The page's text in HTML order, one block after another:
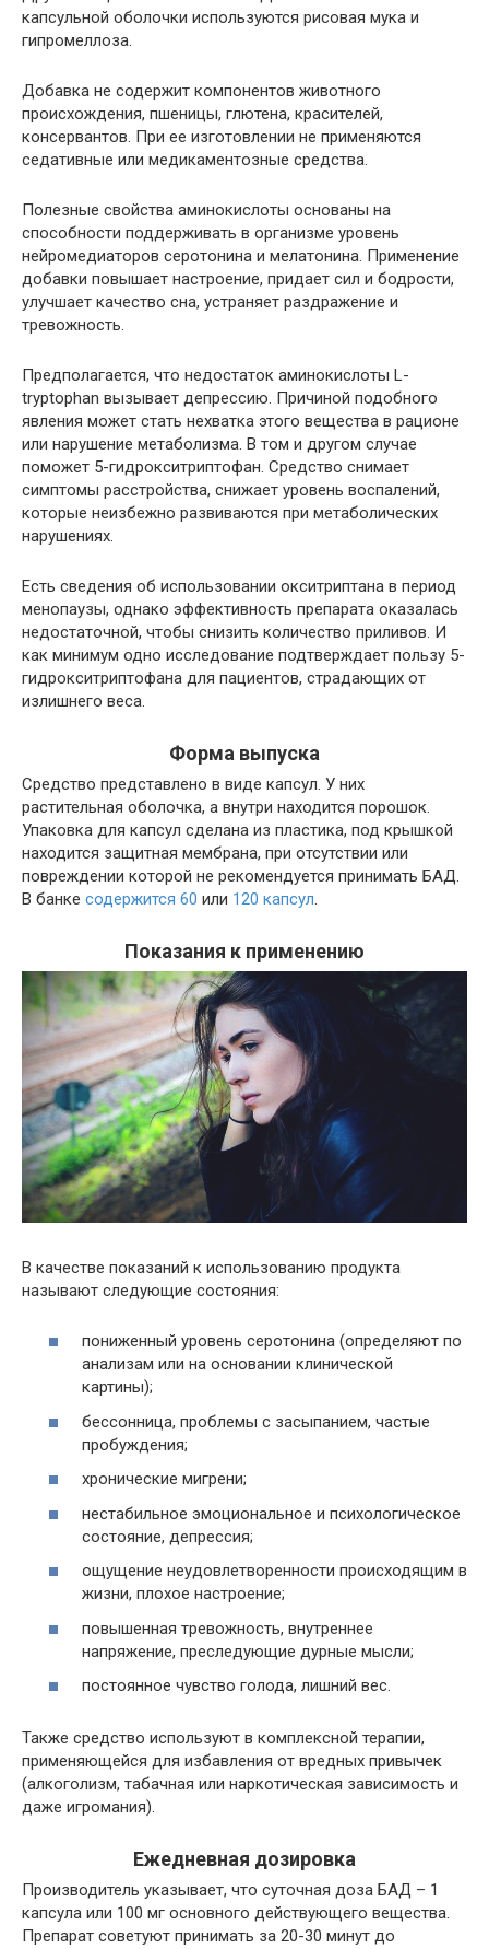
капсульной оболочки используются рисовая мука и
гипромеллоза.
Добавка не содержит компонентов животного
происхождения, пшеницы, глютена, красителей,
консервантов. При ее изготовлении не применяются
седативные или медикаментозные средства.
Полезные свойства аминокислоты основаны на
способности поддерживать в организме уровень
нейромедиаторов серотонина и мелатонина. Применение
добавки повышает настроение, придает сил и бодрости,
улучшает качество сна, устраняет раздражение и
тревожность.
Предполагается, что недостаток аминокислоты L-
tryptophan вызывает депрессию. Причиной подобного
явления может стать нехватка этого вещества в рационе
или нарушение метаболизма. В том и другом случае
поможет 5-гидрокситриптофан. Средство снимает
симптомы расстройства, снижает уровень воспалений,
которые неизбежно развиваются при метаболических
нарушениях.
Есть сведения об использовании окситриптана в период
менопаузы, однако эффективность препарата оказалась
недостаточной, чтобы снизить количество приливов. И
как минимум одно исследование подтверждает пользу 5-
гидрокситриптофана для пациентов, страдающих от
излишнего веса.
Форма выпуска
Средство представлено в виде капсул. У них
растительная оболочка, а внутри находится порошок.
Упаковка для капсул сделана из пластика, под крышкой
находится защитная мембрана, при отсутствии или
повреждении которой не рекомендуется принимать БАД.
В банке содержится 60 или 120 капсул.
Показания к применению
В качестве показаний к использованию продукта
называют следующие состояния:
пониженный уровень серотонина (определяют по
анализам или на основании клинической
картины);
бессонница, проблемы с засыпанием, частые
пробуждения;
хронические мигрени;
нестабильное эмоциональное и психологическое
состояние, депрессия;
ощущение неудовлетворенности происходящим в
жизни, плохое настроение;
повышенная тревожность, внутреннее
напряжение, преследующие дурные мысли;
постоянное чувство голода, лишний вес.
Также средство используют в комплексной терапии,
применяющейся для избавления от вредных привычек
(алкоголизм, табачная или наркотическая зависимость и
даже игромания).
Ежедневная дозировка
Производитель указывает, что суточная доза БАД – 1
капсула или 100 мг основного действующего вещества.
Препарат советуют принимать за 20-30 минут до